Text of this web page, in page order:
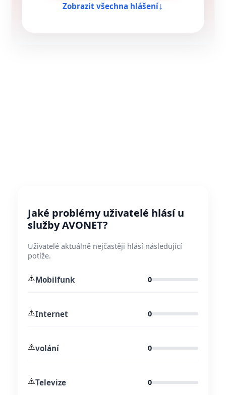
Zobrazit všechna hlášení↓
Jaké problémy uživatelé hlásí u
služby AVONET?
Uživatelé aktuálně nejčastěji hlásí následující
potíže.
⚠️Mobilfunk 0
⚠️Internet 0
⚠️volání 0
⚠️Televize 0